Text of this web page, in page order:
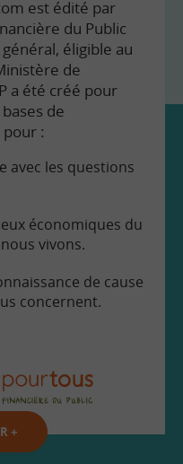
est édité par
du Public
général, éligible au
de
a été créé pour
de
pour :
avec les questions
économiques du
vivons.
de cause
concernent.
+